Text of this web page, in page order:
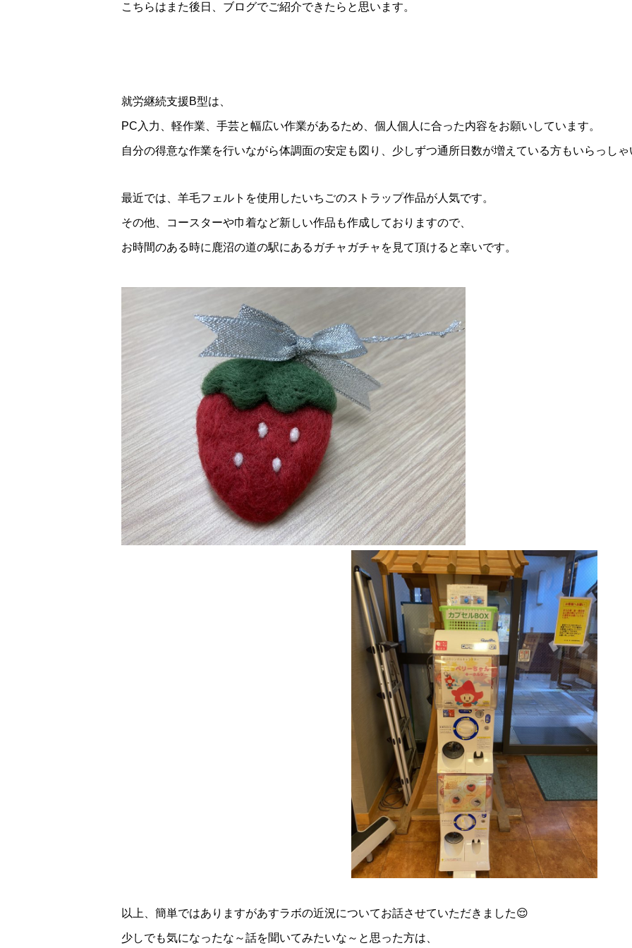
こちらはまた後日、ブログでご紹介できたらと思います。
就労継続支援B型は、
PC入力、軽作業、手芸と幅広い作業があるため、個人個人に合った内容をお願いしています。
自分の得意な作業を行いながら体調面の安定も図り、少しずつ通所日数が増えている方もいらっし
最近では、羊毛フェルトを使用したいちごのストラップ作品が人気です。
その他、コースターや巾着など新しい作品も作成しておりますので、
お時間のある時に鹿沼の道の駅にあるガチャガチャを見て頂けると幸いです。
以上、簡単ではありますがあすラボの近況についてお話させていただきました😌
少しでも気になったな～話を聞いてみたいな～と思った方は、